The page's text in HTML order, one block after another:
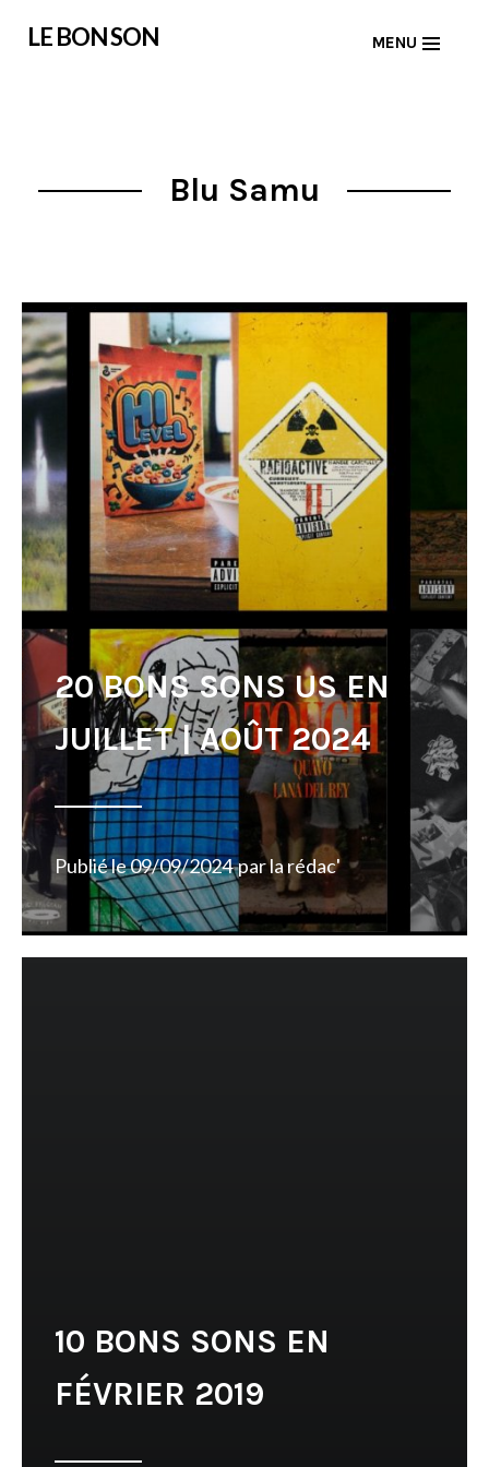
LE BON SON MENU
Blu Samu
20 BONS SONS US EN
JUILLET | AOÛT 2024
Publié le09/09/2024 parla rédac'
10 BONS SONS EN
FÉVRIER 2019